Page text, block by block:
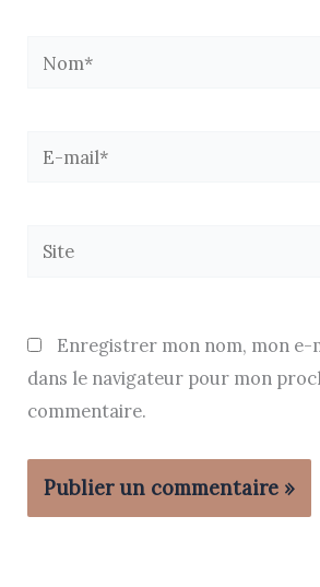
Nom*
E-
Site
Enregistrer mon nom, mon e-
dans le navigateur pour mon
commentaire.